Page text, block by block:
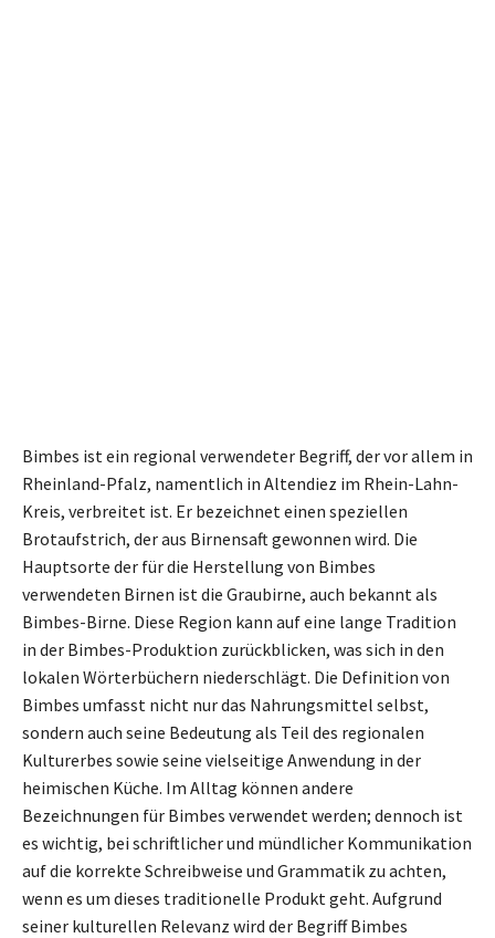
Bimbes ist ein regional verwendeter Begriff, der vor allem in
Rheinland-Pfalz, namentlich in Altendiez im Rhein-Lahn-
Kreis, verbreitet ist. Er bezeichnet einen speziellen
Brotaufstrich, der aus Birnensaft gewonnen wird. Die
Hauptsorte der für die Herstellung von Bimbes
verwendeten Birnen ist die Graubirne, auch bekannt als
Bimbes-Birne. Diese Region kann auf eine lange Tradition
in der Bimbes-Produktion zurückblicken, was sich in den
lokalen Wörterbüchern niederschlägt. Die Definition von
Bimbes umfasst nicht nur das Nahrungsmittel selbst,
sondern auch seine Bedeutung als Teil des regionalen
Kulturerbes sowie seine vielseitige Anwendung in der
heimischen Küche. Im Alltag können andere
Bezeichnungen für Bimbes verwendet werden; dennoch ist
es wichtig, bei schriftlicher und mündlicher Kommunikation
auf die korrekte Schreibweise und Grammatik zu achten,
wenn es um dieses traditionelle Produkt geht. Aufgrund
seiner kulturellen Relevanz wird der Begriff Bimbes